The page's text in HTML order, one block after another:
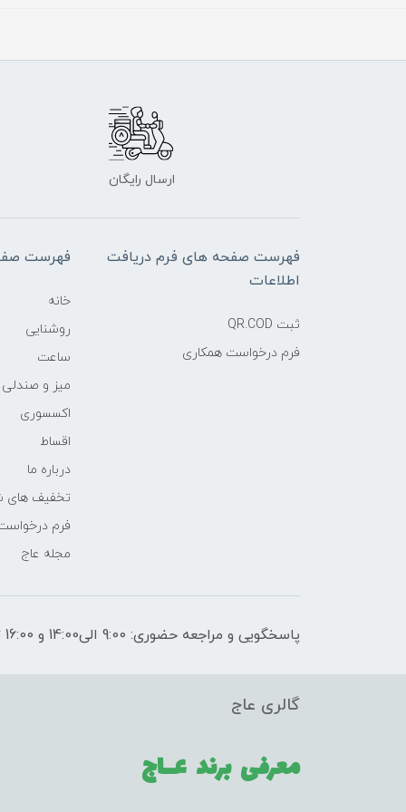
ارسال رایگان
فهرست صفحه های فرم دریافت
اطلاعات
ثبت QR.COD
فرم درخواست همکاری
فهرست
خانه
روشنایی
ساعت
میز و صندلی
اکسسوری
اقساط
درباره ما
تخفیف های
فرم
مجله عاج
پاسخگویی و مراجعه حضوری: 9:00 الی14:00 و 16:00 تا 21:00
گالری عاج
معرفی برند عــاج